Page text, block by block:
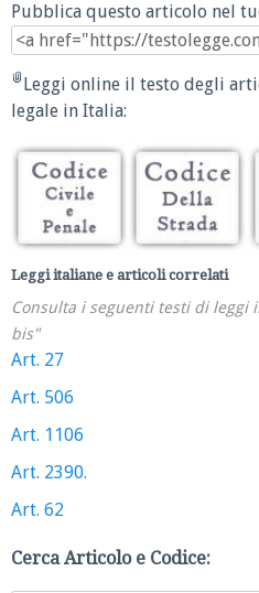
Pubblica questo articolo nel
Leggi online il testo degli
legale in Italia:
Leggi italiane e articoli correlati
Consulta i seguenti testi di leggi
bis"
Art. 27
Art. 506
Art. 1106
Art. 2390.
Art. 62
Cerca Articolo e Codice: